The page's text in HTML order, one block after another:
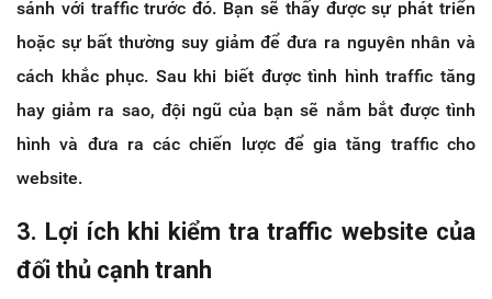
sánh với traffic trước đó. Bạn sẽ thấy được sự phát triển
hoặc sự bất thường suy giảm để đưa ra nguyên nhân và
cách khắc phục. Sau khi biết được tình hình traffic tăng
hay giảm ra sao, đội ngũ của bạn sẽ nắm bắt được tình
hình và đưa ra các chiến lược để gia tăng traffic cho
website.
3. Lợi ích khi kiểm tra traffic website của
đối thủ cạnh tranh